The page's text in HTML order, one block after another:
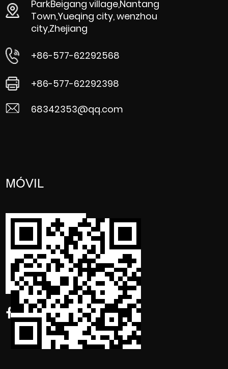
ParkBeigang village,Nantang
Town,Yueqing city, wenzhou
city,Zhejiang
+86-577-62292568
+86-577-62292398
68342353@qq.com
MÓVIL